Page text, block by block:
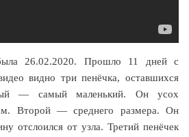
26.02.2020. Прошло 11 дней с
видно три пенёчка, оставшихся
— самый маленький. Он усох
Второй — среднего размера. Он
отслоился от узла. Третий пенёчек